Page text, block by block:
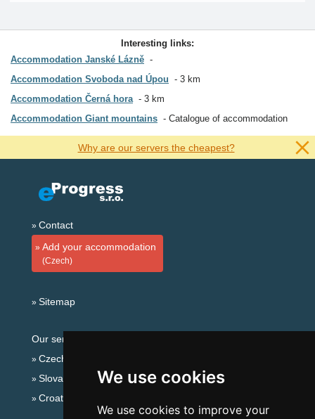
We use cookies
We use cookies to improve your
Interesting links:
Accommodation Janské Lázně
Accommodation Svoboda nad Úpou
3 km
Accommodation Černá hora
3 km
Accommodation Giant mountains
Catalogue of accommodation
Why are our servers the cheapest?
Contact
Add your accommodation
(Czech)
Sitemap
Our servers:
Czech mountains
Slovakian mountains
Croatian Adriatic